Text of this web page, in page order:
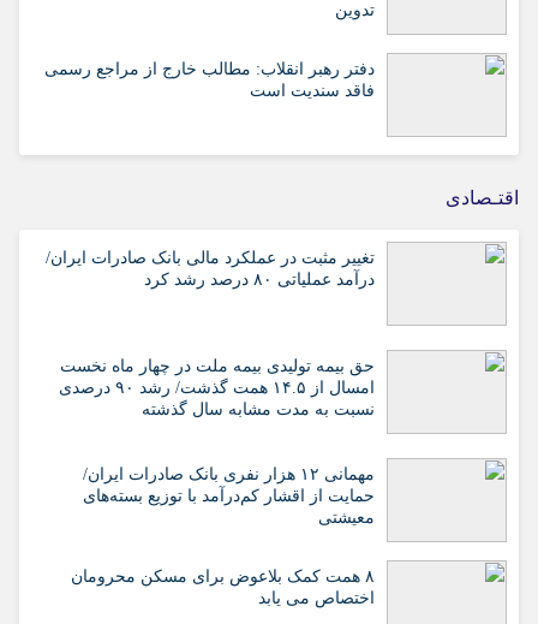
تدوین
دفتر رهبر انقلاب: مطالب خارج از مراجع رسمی
فاقد سندیت است
اقتـصادی
تغییر مثبت در عملکرد مالی بانک صادرات ایران/
درآمد عملیاتی ۸۰ درصد رشد کرد
حق بیمه تولیدی بیمه ملت در چهار ماه نخست
امسال از ۱۴.۵ همت گذشت/ رشد ۹۰ درصدی
نسبت به مدت مشابه سال گذشته
مهمانی ۱۲ هزار نفری بانک صادرات ایران/
حمایت از اقشار کم‌درآمد با توزیع بسته‌های
معیشتی
۸ همت کمک بلاعوض برای مسکن محرومان
اختصاص می یابد